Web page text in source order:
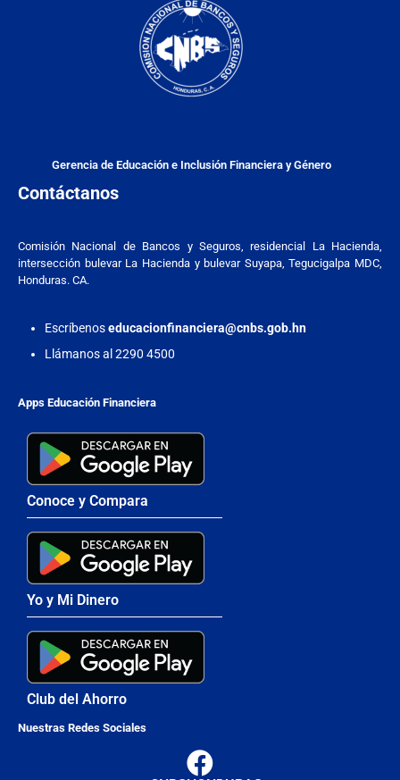
Gerencia de Educación e Inclusión Financiera y Género
Contáctanos
Comisión Nacional de Bancos y Seguros, residencial La Hacienda,
intersección bulevar La Hacienda y bulevar Suyapa, Tegucigalpa MDC,
Honduras. CA.
Escríbenoseducacionfinanciera@cnbs.gob.hn
Llámanos al 2290 4500
Apps Educación Financiera
Conoce y Compara
Yo y Mi Dinero
Club del Ahorro
Nuestras Redes Sociales